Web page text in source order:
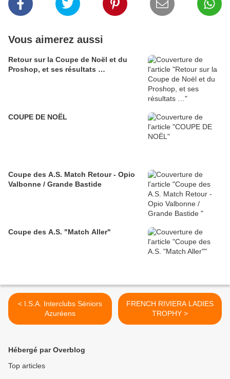
Vous aimerez aussi
Retour sur la Coupe de Noël et du
Proshop, et ses résultats …
COUPE DE NOËL
Coupe des A.S. Match Retour - Opio
Valbonne / Grande Bastide
Coupe des A.S. "Match Aller"
< I.S.A. Interclubs Séniors
Azuréens
FRENCH RIVIERA LADIES
TROPHY >
Hébergé par Overblog
Top articles